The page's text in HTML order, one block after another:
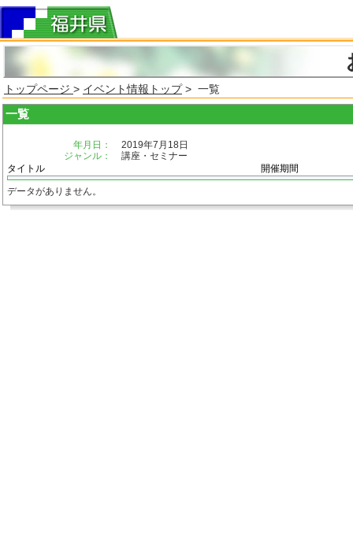
トップページ > イベント情報トップ> 一覧
一覧
年月日：
2019年7月18日
ジャンル：
講座・セミナー
タイトル
開催期間
データがありません。